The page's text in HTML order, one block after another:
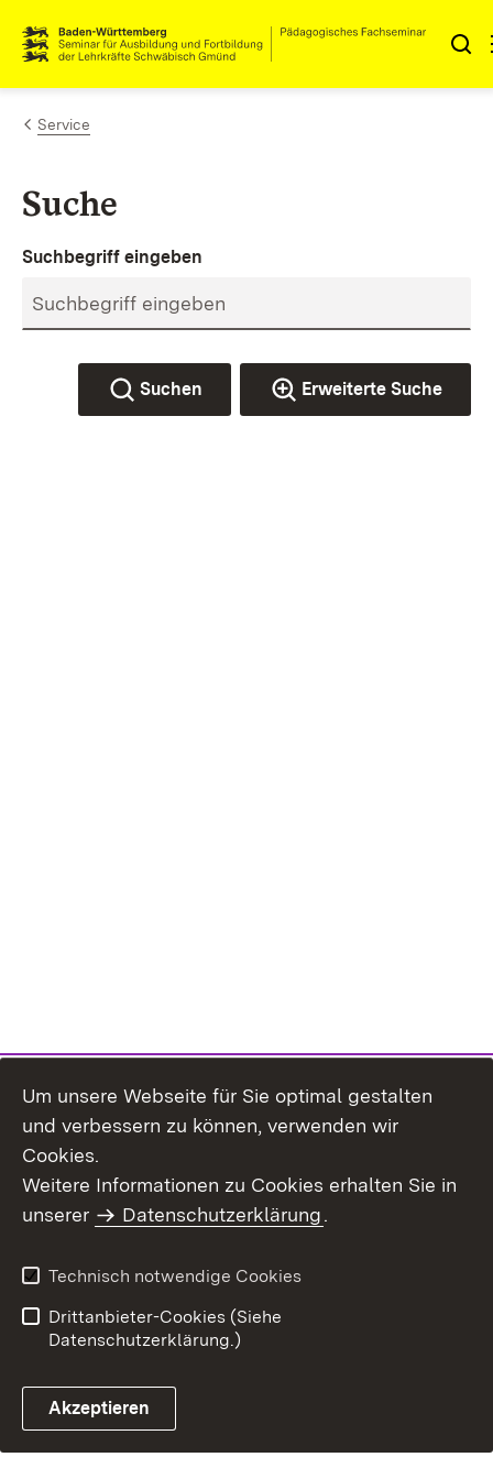
Zum Inhalt springen
Link zur Startseite
Service
Suche
Suchbegriff eingeben
Suchen Erweiterte Suche
Inhaltsübersicht
Kontakt
Impressum
Barrierefreiheit
Um unsere Webseite für Sie optimal gestalten
und verbessern zu können, verwenden wir
Cookies.
Weitere Informationen zu Cookies erhalten Sie in
unserer
Datenschutzerklärung.
Technisch notwendige Cookies
Drittanbieter-Cookies (Siehe
Datenschutzerklärung.)
Akzeptieren